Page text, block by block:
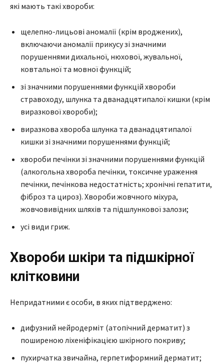
які мають такі хвороби:
щелепно-лицьові аномалії (крім вроджених),
включаючи аномалії прикусу зі значними
порушеннями дихальної, нюхової, жувальної,
ковтальної та мовної функцій;
зі значними порушеннями функцій хвороби
стравоходу, шлунка та дванадцятипалої кишки (крім
виразкової хвороби);
виразкова хвороба шлунка та дванадцятипалої
кишки зі значними порушеннями функцій;
хвороби печінки зі значними порушеннями функцій
(алкогольна хвороба печінки, токсичне ураження
печінки, печінкова недостатність; хронічні гепатити,
фіброз та цироз). Хвороби жовчного міхура,
жовчовивідних шляхів та підшлункової залози;
усі види гриж.
Хвороби шкіри та підшкірної
клітковини
Непридатними є особи, в яких підтверджено:
дифузний нейродерміт (атопічний дерматит) з
поширеною ліхеніфікацією шкірного покриву;
пухирчатка звичайна, герпетиформний дерматит;